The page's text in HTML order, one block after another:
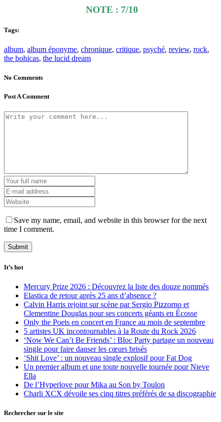
NOTE : 7/10
Tags:
album, album éponyme, chronique, critique, psyché, review, rock,
the bohicas, the lucid dream
No Comments
Post A Comment
Save my name, email, and website in this browser for the next
time I comment.
It’s hot
Mercury Prize 2026 : Découvrez la liste des douze nommés
Elastica de retour après 25 ans d’absence ?
Calvin Harris rejoint sur scène par Sergio Pizzorno et
Clementine Douglas pour ses concerts géants en Écosse
Only the Poets en concert en France au mois de septembre
5 artistes UK incontournables à la Route du Rock 2026
‘Now We Can’t Be Friends’ : Bloc Party partage un nouveau
single pour faire danser les cœurs brisés
‘Shit Love’ : un nouveau single explosif pour Fat Dog
Un premier album et une toute nouvelle tournée pour Nieve
Ella
De l’Hyperlove pour Mika au Son by Toulon
Charli XCX dévoile ses cinq titres préférés de sa discographie
Rechercher sur le site